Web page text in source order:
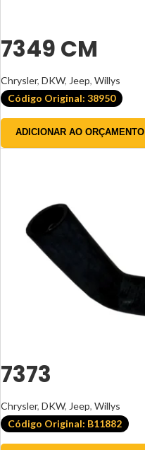
7349 CM
Chrysler, DKW, Jeep, Willys
Código Original: 38950
ADICIONAR AO ORÇAMENTO
7373
Chrysler, DKW, Jeep, Willys
Código Original: B11882